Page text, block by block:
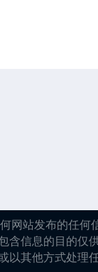
网站发布的任
信息的目的
其他方式处